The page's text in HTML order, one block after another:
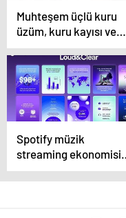
Muhteşem üçlü kuru
üzüm, kuru kayısı ve
kuru incirin ihracatı 1
milyar doları aştı
Spotify müzik
streaming ekonomisi
ile ilgili raporu Loud &
Clear 2024’ü yayınladı